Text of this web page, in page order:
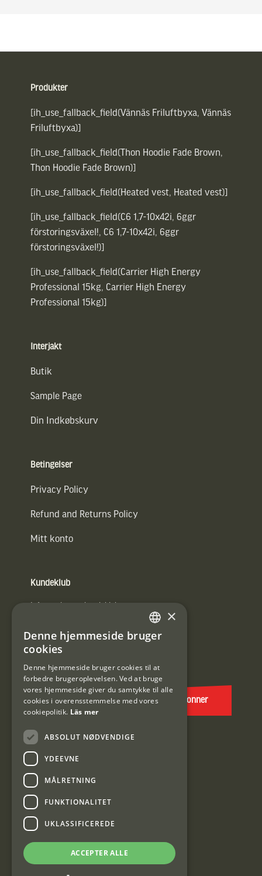
Produkter
[ih_use_fallback_field(Vännäs Friluftbyxa, Vännäs
Friluftbyxa)]
[ih_use_fallback_field(Thon Hoodie Fade Brown,
Thon Hoodie Fade Brown)]
[ih_use_fallback_field(Heated vest, Heated vest)]
[ih_use_fallback_field(C6 1,7-10x42i, 6ggr
förstoringsväxel!, C6 1,7-10x42i, 6ggr
förstoringsväxel!)]
[ih_use_fallback_field(Carrier High Energy
Professional 15kg, Carrier High Energy
Professional 15kg)]
Interjakt
Butik
Sample Page
Din Indkøbskurv
Betingelser
Privacy Policy
Refund and Returns Policy
Mitt konto
Kundeklub
E-
post
(Påkrævet)
Abonner
Interjakt DK
Interjakt Sweden AB, Årjäng
Org: 553222-3915
SWEDISH
×
Denne hjemmeside bruger
cookies
Denne hjemmeside bruger cookies til at
forbedre brugeroplevelsen. Ved at bruge
vores hjemmeside giver du samtykke til alle
cookies i overensstemmelse med vores
cookiepolitik. Läs mer
ABSOLUT NØDVENDIGE
YDEEVNE
MÅLRETNING
FUNKTIONALITET
UKLASSIFICEREDE
ACCEPTER ALLE